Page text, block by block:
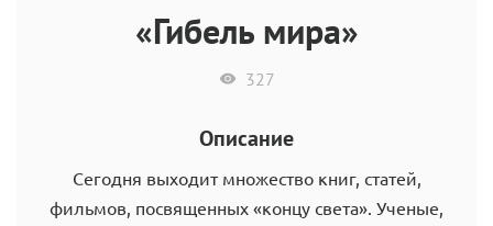
«Гибель мира»
327
Описание
Сегодня выходит множество книг, статей,
фильмов, посвященных «концу света». Ученые,